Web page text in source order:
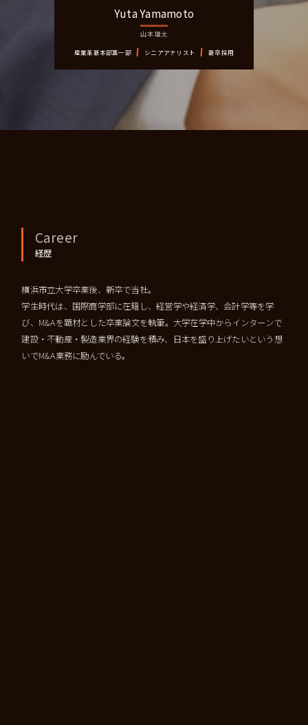
Career
経歴
横浜市立大学卒業後、新卒で当社。
学生時代は、国際商学部に在籍し、経営学や経済学、会計学等を学
び、M&Aを題材とした卒業論文を執筆。大学在学中からインターンで
建設・不動産・製造業界の経験を積み、日本を盛り上げたいという想
いでM&A業務に励んでいる。
YutaYamamoto
山本 雄太
産業革新本部第一部 シニアアナリスト 新卒採用